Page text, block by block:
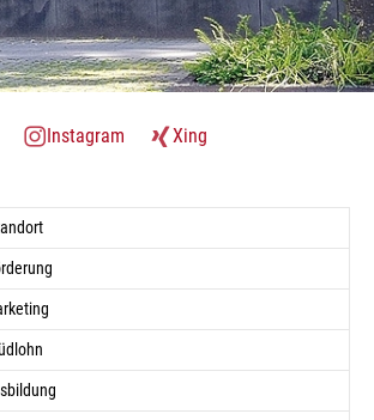
Instagram Xing